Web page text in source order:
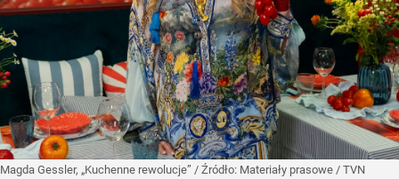
Magda Gessler, „Kuchenne rewolucje” / Źródło: Materiały prasowe / TVN